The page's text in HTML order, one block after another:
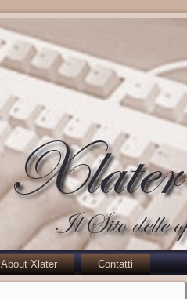
About Xlater Contatti